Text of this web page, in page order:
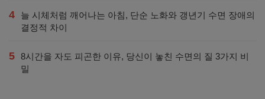
4
늘 시체처럼 깨어나는 아침, 단순 노화와 갱년기 수면 장애의
결정적 차이
5 8시간을 자도 피곤한 이유, 당신이 놓친 수면의 질 3가지 비
밀